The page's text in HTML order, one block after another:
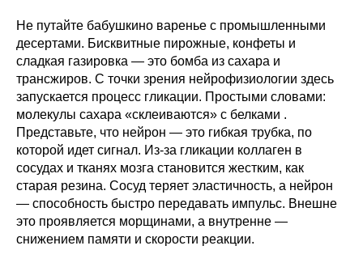
Не путайте бабушкино варенье с промышленными
десертами. Бисквитные пирожные, конфеты и
сладкая газировка — это бомба из сахара и
трансжиров. С точки зрения нейрофизиологии здесь
запускается процесс гликации. Простыми словами:
молекулы сахара «склеиваются» с белками .
Представьте, что нейрон — это гибкая трубка, по
которой идет сигнал. Из-за гликации коллаген в
сосудах и тканях мозга становится жестким, как
старая резина. Сосуд теряет эластичность, а нейрон
— способность быстро передавать импульс. Внешне
это проявляется морщинами, а внутренне —
снижением памяти и скорости реакции.